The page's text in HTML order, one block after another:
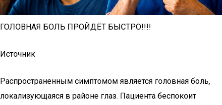
ГОЛОВНАЯ БОЛЬ ПРОЙДЁТ БЫСТРО!!!!
Источник
Распространенным симптомом является головная боль,
локализующаяся в районе глаз. Пациента беспокоит